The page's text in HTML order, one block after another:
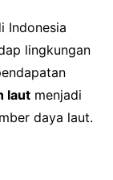
Indonesia
lingkungan
laut menjadi
daya laut.